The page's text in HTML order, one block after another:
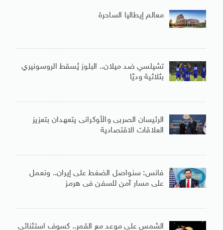
معالم إيطاليا الساحرة
تشيلسي ضد ميلان.. البلوز يُسقط الروسونيري
بثلاثية وديًا
الرئيسان الصربى والأوكرانى يتعهدان بتعزيز
العلاقات الاقتصادية
فانس: سنواصل الضغط على إيران.. ونعمل
على مسار آمن للسفن فى هرمز
الشمس على موعد مع القمر.. كسوف استثنائى